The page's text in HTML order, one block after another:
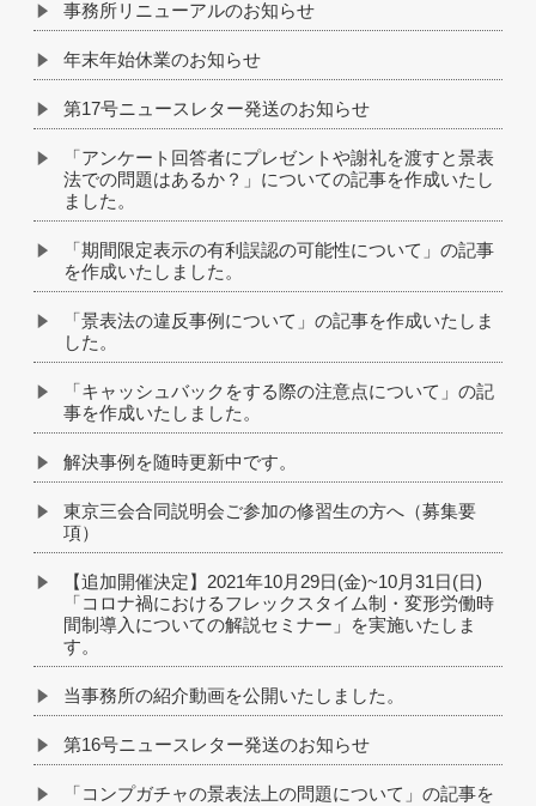
事務所リニューアルのお知らせ
年末年始休業のお知らせ
第17号ニュースレター発送のお知らせ
「アンケート回答者にプレゼントや謝礼を渡すと景表
法での問題はあるか？」についての記事を作成いたし
ました。
「期間限定表示の有利誤認の可能性について」の記事
を作成いたしました。
「景表法の違反事例について」の記事を作成いたしま
した。
「キャッシュバックをする際の注意点について」の記
事を作成いたしました。
解決事例を随時更新中です。
東京三会合同説明会ご参加の修習生の方へ（募集要
項）
【追加開催決定】2021年10月29日(金)~10月31日(日)
「コロナ禍におけるフレックスタイム制・変形労働時
間制導入についての解説セミナー」を実施いたしま
す。
当事務所の紹介動画を公開いたしました。
第16号ニュースレター発送のお知らせ
「コンプガチャの景表法上の問題について」の記事を